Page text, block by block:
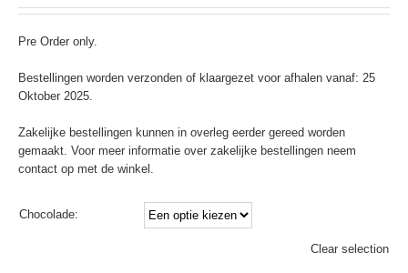
Pre Order only.
Bestellingen worden verzonden of klaargezet voor afhalen vanaf: 25
Oktober 2025.
Zakelijke bestellingen kunnen in overleg eerder gereed worden
gemaakt. Voor meer informatie over zakelijke bestellingen neem
contact op met de winkel.
Chocolade:
Clear selection